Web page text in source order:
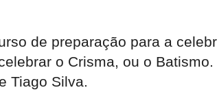
de preparação para a
o Crisma, ou o
Tiago Silva.